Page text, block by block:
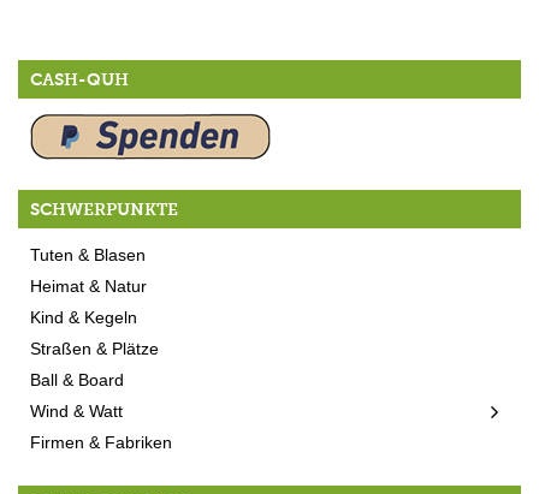
CASH-QUH
SCHWERPUNKTE
Tuten & Blasen
Heimat & Natur
Kind & Kegeln
Straßen & Plätze
Ball & Board
Wind & Watt
Firmen & Fabriken